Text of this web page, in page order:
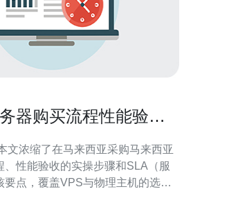
器购买流程性能验收
文浓缩了在马来西亚采购马来西亚
、性能验收的实操步骤和SLA（服
要点，覆盖VPS与物理主机的选